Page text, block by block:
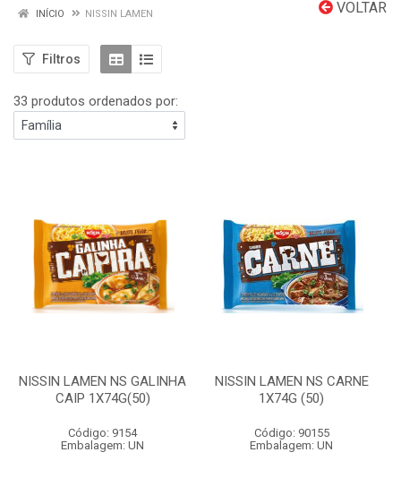
VOLTAR
INÍCIO NISSIN LAMEN
Filtros
33 produtos ordenados por:
NISSIN LAMEN NS GALINHA
CAIP 1X74G(50)
Código: 9154
Embalagem: UN
NISSIN LAMEN NS CARNE
1X74G (50)
Código: 90155
Embalagem: UN